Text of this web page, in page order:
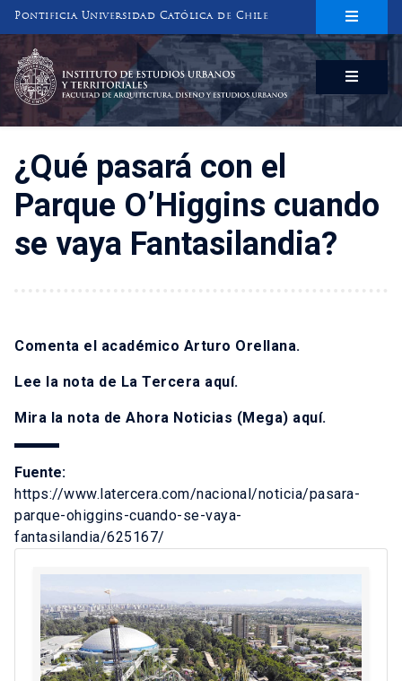
Pontificia Universidad Católica de Chile
INSTITUTO DE ESTUDIOS URBANOS
Y TERRITORIALES
FACULTAD DE ARQUITECTURA, DISEÑO Y ESTUDIOS URBANOS
¿Qué pasará con el
Parque O’Higgins cuando
se vaya Fantasilandia?
Comenta el académico Arturo Orellana.
Lee la nota de La Tercera aquí.
Mira la nota de Ahora Noticias (Mega) aquí.
Fuente:
https://www.latercera.com/nacional/noticia/pasara-
parque-ohiggins-cuando-se-vaya-
fantasilandia/625167/